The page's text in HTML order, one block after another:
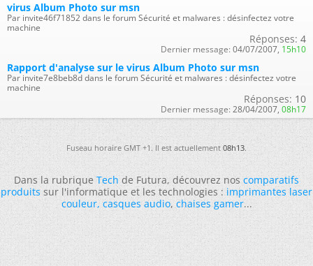
virus Album Photo sur msn
Par invite46f71852 dans le forum Sécurité et malwares : désinfectez votre
machine
Réponses: 4
Dernier message: 04/07/2007, 15h10
Rapport d'analyse sur le virus Album Photo sur msn
Par invite7e8beb8d dans le forum Sécurité et malwares : désinfectez votre
machine
Réponses: 10
Dernier message: 28/04/2007, 08h17
Fuseau horaire GMT +1. Il est actuellement08h13.
Dans la rubriqueTechde Futura, découvrez noscomparatifs
produitssur l'informatique et les technologies :imprimantes laser
couleur,casques audio,chaises gamer...